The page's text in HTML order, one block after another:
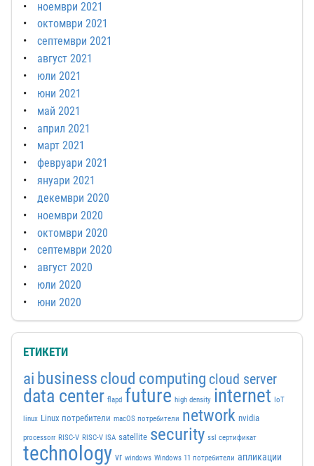
ноември 2021
октомври 2021
септември 2021
август 2021
юли 2021
юни 2021
май 2021
април 2021
март 2021
февруари 2021
януари 2021
декември 2020
ноември 2020
октомври 2020
септември 2020
август 2020
юли 2020
юни 2020
ЕТИКЕТИ
ai business cloud computing cloud server
data center flapd future high density internet IoT
linux Linux потребители macOS потребители network nvidia
processorr RISC-V RISC-V ISA satellite security ssl сертификат
technology vr windows Windows 11 потребители апликации